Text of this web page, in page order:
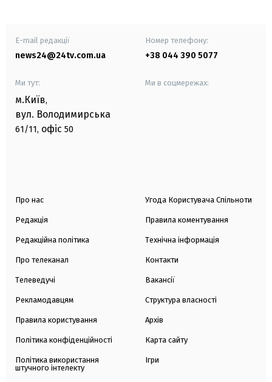
E-mail редакції
news24@24tv.com.ua
Номер телефону:
+38 044 390 5077
Ми тут:
м.Київ,
вул. Володимирська
61/11, офіс 50
Ми в соцмережах:
Про нас
Редакція
Редакційна політика
Про телеканал
Телеведучі
Рекламодавцям
Правила користування
Політика конфіденційності
Політика використання
штучного інтелекту
Угода Користувача Спільноти
Правила коментування
Технічна інформація
Контакти
Вакансії
Структура власності
Архів
Карта сайту
Ігри